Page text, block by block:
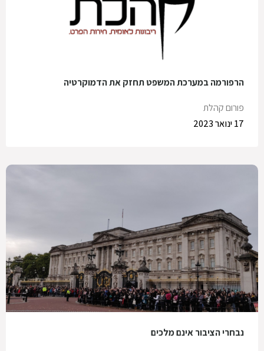
הרפורמה במערכת המשפט תחזק את הדמוקרטיה
פורום קהלת
17 ינואר 2023
נבחרי הציבור אינם מלכים